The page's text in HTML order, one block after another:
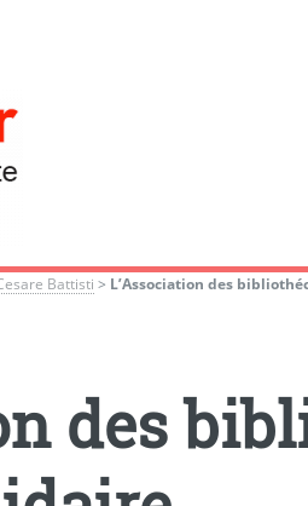
Battisti > L’Association des
des